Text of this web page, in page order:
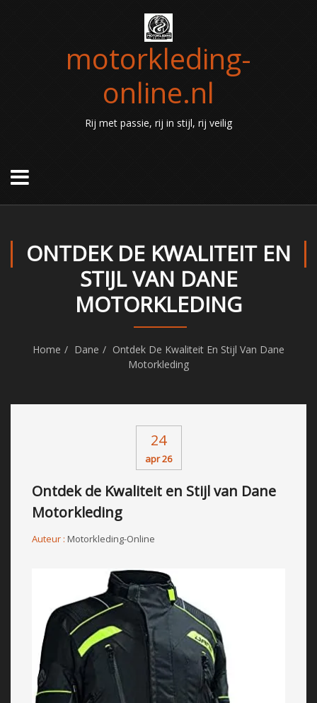
motorkleding-
online.nl
Rij met passie, rij in stijl, rij veilig
ONTDEK DE KWALITEIT EN
STIJL VAN DANE
MOTORKLEDING
Home Dane
Ontdek De Kwaliteit En Stijl Van Dane
Motorkleding
24
apr 26
Ontdek de Kwaliteit en Stijl van Dane
Motorkleding
Auteur : Motorkleding-Online